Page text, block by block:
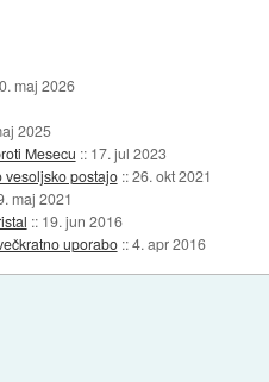
maj 2026
2025
Mesecu :: 17. jul 2023
vesoljsko postajo ::26. okt 2021
maj 2021
:: 19. jun 2016
uporabo ::4. apr 2016